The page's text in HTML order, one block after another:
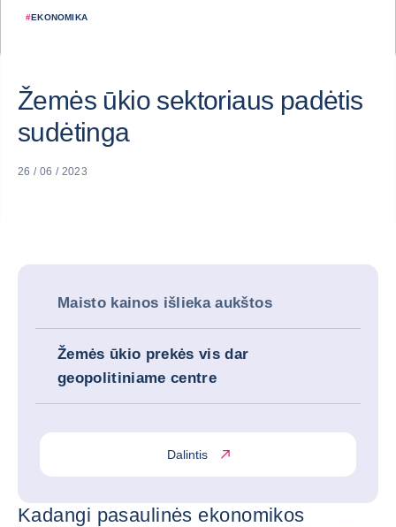
#EKONOMIKA
Žemės ūkio sektoriaus padėtis
sudėtinga
26 / 06 / 2023
Maisto kainos išlieka aukštos
Žemės ūkio prekės vis dar
geopolitiniame centre
Dalintis
Kadangi pasaulinės ekonomikos